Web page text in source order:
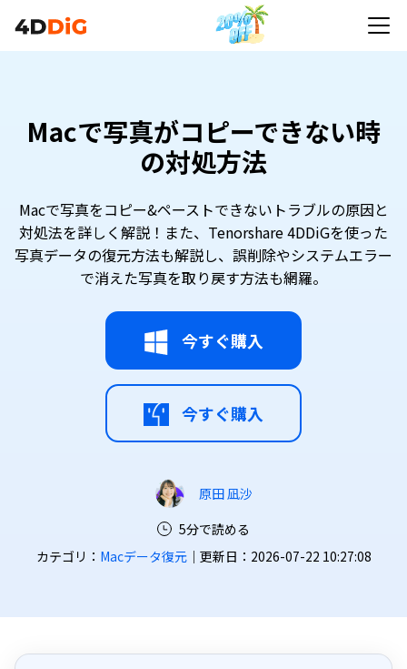
Macで写真がコピーできない時
の対処方法
Macで写真をコピー&ペーストできないトラブルの原因と
対処法を詳しく解説！また、Tenorshare 4DDiGを使った
写真データの復元方法も解説し、誤削除やシステムエラー
で消えた写真を取り戻す方法も網羅。
今すぐ購入
今すぐ購入
原田 凪沙
5分で読める
カテゴリ： Macデータ復元｜更新日：2026-07-22 10:27:08